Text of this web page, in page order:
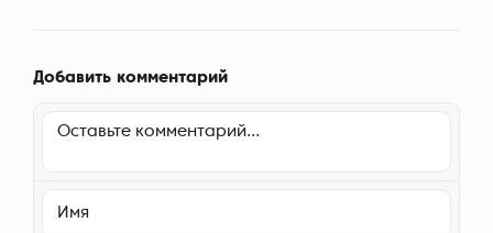
Добавить комментарий